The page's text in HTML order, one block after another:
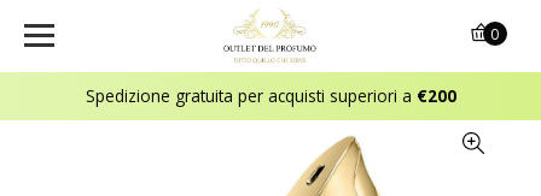
Spedizione gratuita per acquisti superiori a €200
0